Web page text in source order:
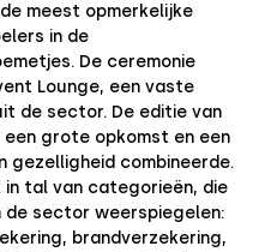
meest opmerkelijke
in de
De ceremonie
Lounge, een vaste
de sector. De editie van
grote opkomst en een
combineerde.
tal van categorieën, die
de sector weerspiegelen:
brandverzekering,